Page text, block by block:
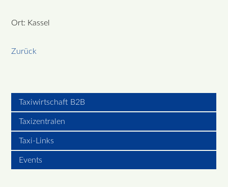
Ort: Kassel
Zurück
Taxiwirtschaft B2B
Taxizentralen
Taxi-Links
Events